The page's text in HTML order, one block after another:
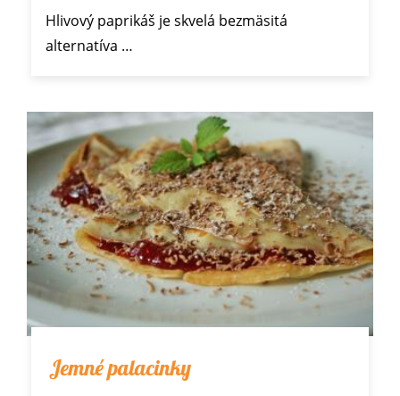
Hlivový paprikáš je skvelá bezmäsitá
alternatíva …
Jemné palacinky